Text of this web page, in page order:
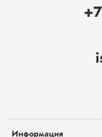
Информация